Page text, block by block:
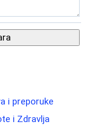
i preporuke
i Zdravlja